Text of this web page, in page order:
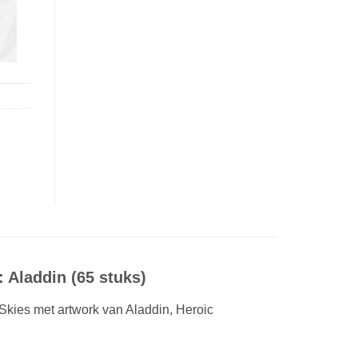
Aladdin (65 stuks)
met artwork van Aladdin, Heroic